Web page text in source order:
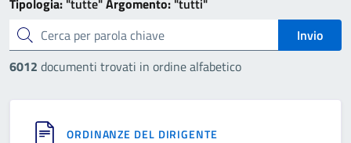
Tipologia: "tutte"Argomento: "tutti"
cerca
Invio
6012 documenti trovati in ordine alfabetico
ORDINANZE DEL DIRIGENTE